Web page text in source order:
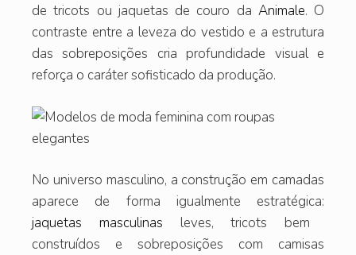
de tricots ou jaquetas de couro da Animale. O
contraste entre a leveza do vestido e a estrutura
das sobreposições cria profundidade visual e
reforça o caráter sofisticado da produção.
No universo masculino, a construção em camadas
aparece de forma igualmente estratégica:
jaquetas masculinas leves, tricots bem
construídos e sobreposições com camisas